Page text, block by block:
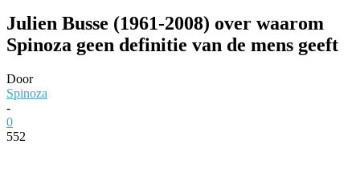
Julien Busse (1961-2008) over waarom
Spinoza geen definitie van de mens geeft
Door
Spinoza
-
0
552